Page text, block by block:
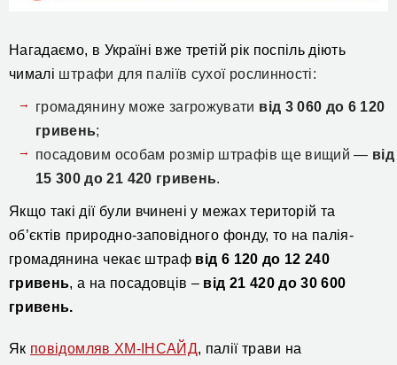
Нагадаємо, в Україні вже третій рік поспіль діють
чималі штрафи для паліїв сухої рослинності:
громадянину може загрожувати від 3060 до 6 120
гривень;
посадовим особам розмір штрафів ще вищий — від
15 300 до 21 420 гривень.
Якщо такі дії були вчинені у межах територій та
об’єктів природно-заповідного фонду, то на палія-
громадянина чекає штраф від 6 120 до 12 240
гривень, а на посадовців – від 21 420 до 30 600
гривень.
Як повідомляв ХМ-ІНСАЙД, палії трави на